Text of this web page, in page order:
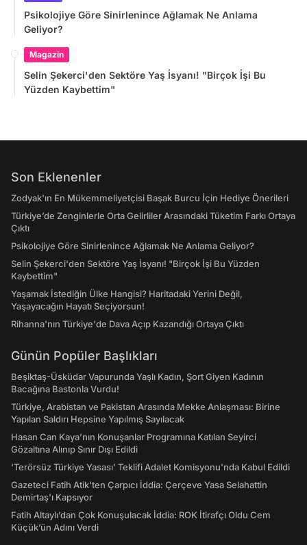
Psikolojiye Göre Sinirlenince Ağlamak Ne Anlama
Geliyor?
Magazin
Selin Şekerci'den Sektöre Yaş İsyanı! "Birçok İşi Bu
Yüzden Kaybettim"
Son Eklenenler
Zodyak'ın En Mükemmeliyetçisi Başak Burcu İçin Hediye Önerileri
Türkiye’de Zenginlerle Orta Gelirliler Arasındaki Tüketim Farkı Ortaya
Çıktı
Psikolojiye Göre Sinirlenince Ağlamak Ne Anlama Geliyor?
Selin Şekerci'den Sektöre Yaş İsyanı! "Birçok İşi Bu Yüzden
Kaybettim"
Yaşamak İstediğin Ülke Hangisi? Haritadaki Yerini Değil,
Yaşayacağın Hayatı Seçiyorsun!
Rihanna'nın Türkiye'de Dava Açıp Kazandığı Ortaya Çıktı
Günün Popüler Başlıkları
Beşiktaş-Üsküdar Vapurunda Yaşlı Kadın, Şort Giyen Kadının
Bacağına Bastonla Vurdu!
Türkiye, Arabistan ve Pakistan Arasında Mekke Anlaşması: Birine
Yapılan Saldırı Hepsine Yapılmış Sayılacak
Hasan Can Kaya’nın Konuşanlar Programına Katılan Seyirci
Gözaltına Alınıp Sınır Dışı Edildi
‘Terörsüz Türkiye Yasası’ Teklifi Adalet Komisyonu'nda Kabul Edildi
Gazeteci Fatih Atik'ten Çarpıcı İddia: Çerçeve Yasa Selahattin
Demirtaş'ı Kapsıyor
Fatih Altaylı’dan Çok Konuşulacak İddia: ROK İtirafçı Oldu Cem
Küçük’ün Adını Verdi